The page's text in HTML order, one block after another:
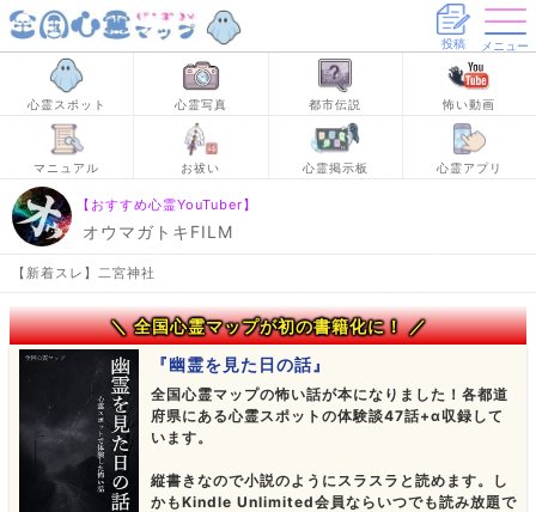
投稿 メニュー
心霊スポット 心霊写真 都市伝説 怖い動画
マニュアル お祓い 心霊掲示板 心霊アプリ
【おすすめ心霊YouTuber】
オウマガトキFILM
【新着スレ】二宮神社
＼ 全国心霊マップが初の書籍化に！ ／
『幽霊を見た日の話』
全国心霊マップの怖い話が本になりました！各都道
府県にある心霊スポットの体験談47話+α収録して
います。
縦書きなので小説のようにスラスラと読めます。し
かもKindle Unlimited会員ならいつでも読み放題で